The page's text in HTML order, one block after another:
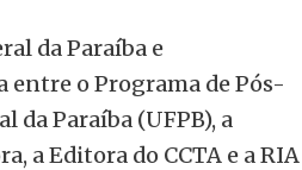
da Paraíba e
entre o Programa de Pós-
da Paraíba (UFPB), a
a Editora do CCTA e a RIA